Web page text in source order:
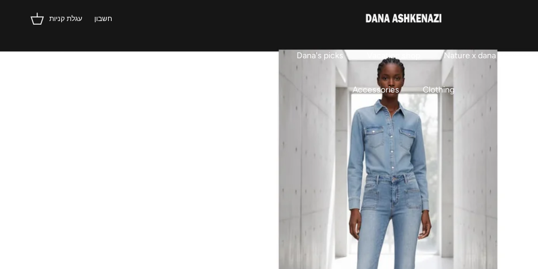
חשבון עגלת קניות
Nature x dana ashkenazi
Vacation shop
Dana's picks
Denim
Best seller
Hand made
Online Exclusive
Clothing
Accessories